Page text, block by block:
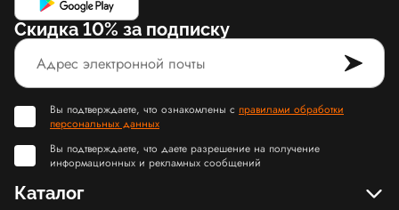
Скидка 10% за подписку
Вы подтверждаете, что ознакомлены с правилами обработки
персональных данных
Вы подтверждаете, что даете разрешение на получение
информационных и рекламных сообщений
Каталог